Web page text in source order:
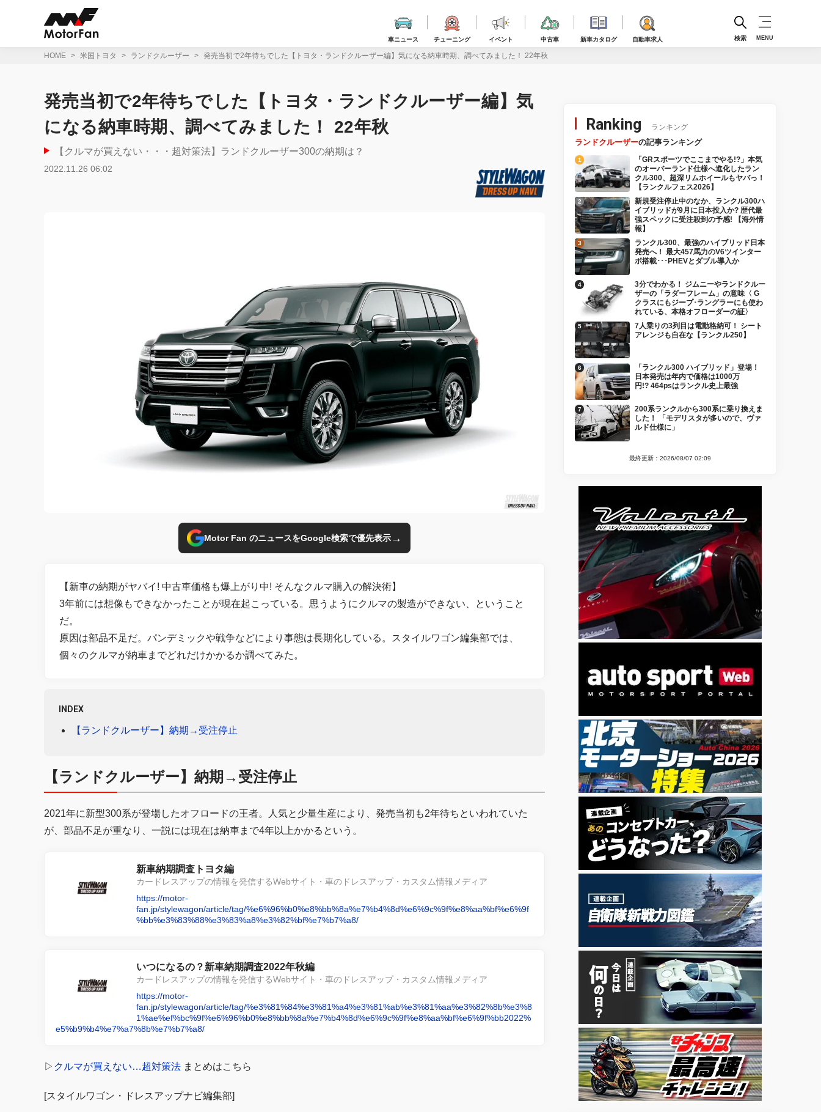
車ニュース チューニング イベント 中古車 新車カタログ 自動車求人 検索 MENU
HOME 米国トヨタ ランドクルーザー 発売当初で2年待ちでした【トヨタ・ランドクルーザー編】気になる納車時期、調べてみました！ 22年秋
発売当初で2年待ちでした【トヨタ・ランドクルーザー編】気
になる納車時期、調べてみました！ 22年秋
【クルマが買えない・・・超対策法】ランドクルーザー300の納期は？
2022.11.26 06:02
Motor Fan のニュースをGoogle検索で優先表示→
【新車の納期がヤバイ! 中古車価格も爆上がり中! そんなクルマ購入の解決術】
3年前には想像もできなかったことが現在起こっている。思うようにクルマの製造ができない、ということ
だ。
原因は部品不足だ。パンデミックや戦争などにより事態は長期化している。スタイルワゴン編集部では、
個々のクルマが納車までどれだけかかるか調べてみた。
INDEX
【ランドクルーザー】納期→受注停止
【ランドクルーザー】納期→受注停止
2021年に新型300系が登場したオフロードの王者。人気と少量生産により、発売当初も2年待ちといわれていた
が、部品不足が重なり、一説には現在は納車まで4年以上かかるという。
新車納期調査トヨタ編
カードレスアップの情報を発信するWebサイト・車のドレスアップ・カスタム情報メディア
https://motor-
fan.jp/stylewagon/article/tag/%e6%96%b0%e8%bb%8a%e7%b4%8d%e6%9c%9f%e8%aa%bf%e6%9f
%bb%e3%83%88%e3%83%a8%e3%82%bf%e7%b7%a8/
いつになるの？新車納期調査2022年秋編
カードレスアップの情報を発信するWebサイト・車のドレスアップ・カスタム情報メディア
https://motor-
fan.jp/stylewagon/article/tag/%e3%81%84%e3%81%a4%e3%81%ab%e3%81%aa%e3%82%8b%e3%8
1%ae%ef%bc%9f%e6%96%b0%e8%bb%8a%e7%b4%8d%e6%9c%9f%e8%aa%bf%e6%9f%bb2022%
e5%b9%b4%e7%a7%8b%e7%b7%a8/
▷ クルマが買えない…超対策法 まとめはこちら
[スタイルワゴン・ドレスアップナビ編集部]
Ranking ランキング
ランドクルーザーの記事ランキング
「GRスポーツでここまでやる!?」本気
のオーバーランド仕様へ進化したラン
クル300、超深リムホイールもヤバっ！
【ランクルフェス2026】
新規受注停止中のなか、ランクル300ハ
イブリッドが9月に日本投入か? 歴代最
強スペックに受注殺到の予感! 【海外情
報】
ランクル300、最強のハイブリッド日本
発売へ！ 最大457馬力のV6ツインター
ボ搭載･･･PHEVとダブル導入か
3分でわかる！ ジムニーやランドクルー
ザーの「ラダーフレーム」の意味〈 G
クラスにもジープ･ラングラーにも使わ
れている、本格オフローダーの証〉
7人乗りの3列目は電動格納可！ シート
アレンジも自在な【ランクル250】
「ランクル300 ハイブリッド」登場！
日本発売は年内で価格は1000万
円!? 464psはランクル史上最強
200系ランクルから300系に乗り換えま
した！ 「モデリスタが多いので、ヴァ
ルド仕様に」
最終更新：2026/08/07 02:09